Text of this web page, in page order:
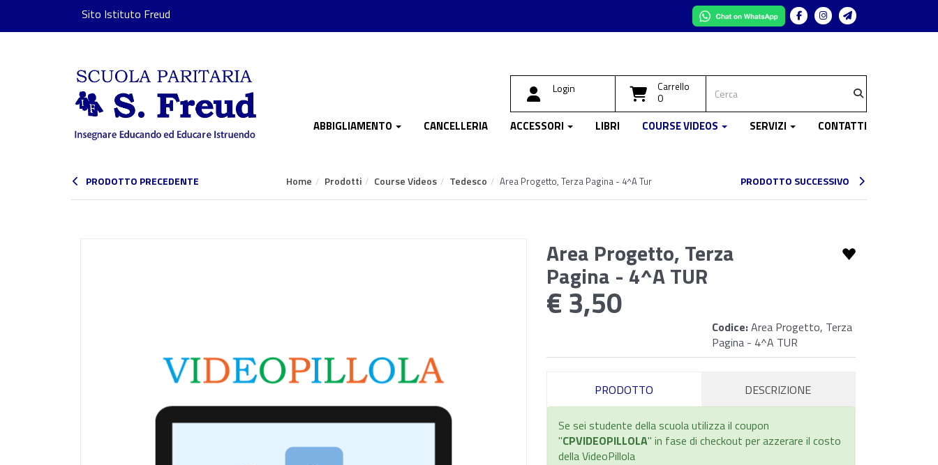
Sito Istituto Freud FacebookInstagram
Login Carrello
0
ABBIGLIAMENTO CANCELLERIA ACCESSORI LIBRI COURSE VIDEOS SERVIZI CONTATTI
PRODOTTO PRECEDENTE Home Prodotti Course Videos Tedesco Area Progetto, Terza Pagina - 4^A Tur PRODOTTO SUCCESSIVO
Area Progetto, Terza
Pagina - 4^A TUR
€ 3,50
Codice:Area Progetto, Terza
Pagina - 4^A TUR
PRODOTTO DESCRIZIONE
Se sei studente della scuola utilizza il coupon
"CPVIDEOPILLOLA" in fase di checkout per azzerare il costo
della VideoPillola